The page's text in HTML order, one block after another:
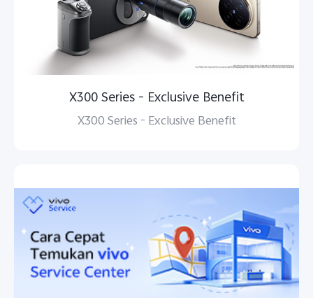
X300 Series - Exclusive Benefit
X300 Series - Exclusive Benefit